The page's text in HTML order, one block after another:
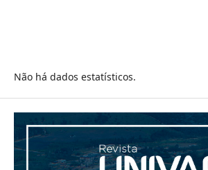
Não há dados estatísticos.